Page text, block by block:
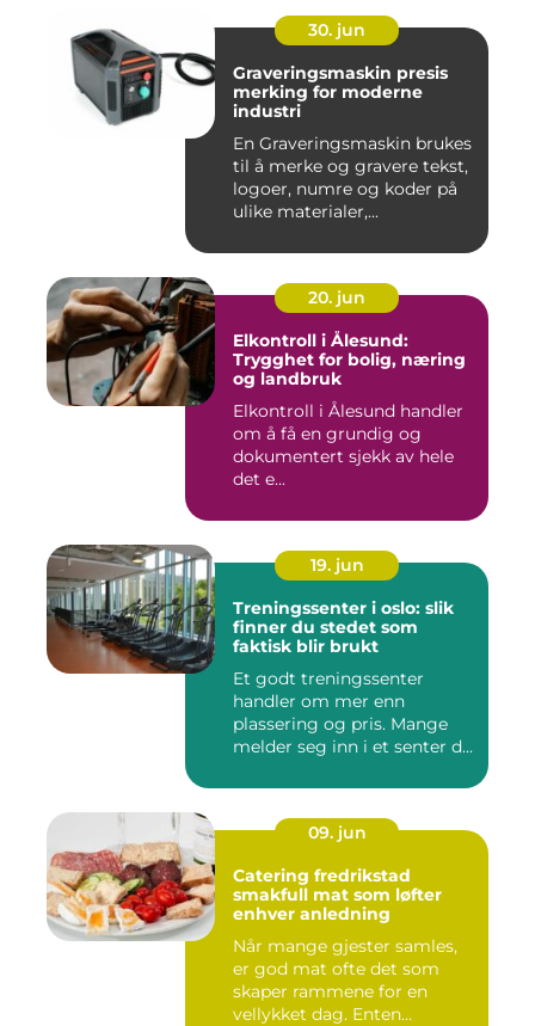
30. jun
Graveringsmaskin presis
merking for moderne
industri
En Graveringsmaskin brukes
til å merke og gravere tekst,
logoer, numre og koder på
ulike materialer,...
20. jun
Elkontroll i Ålesund:
Trygghet for bolig, næring
og landbruk
Elkontroll i Ålesund handler
om å få en grundig og
dokumentert sjekk av hele
det e...
19. jun
Treningssenter i oslo: slik
finner du stedet som
faktisk blir brukt
Et godt treningssenter
handler om mer enn
plassering og pris. Mange
melder seg inn i et senter de
09. jun
Catering fredrikstad
smakfull mat som løfter
enhver anledning
Når mange gjester samles,
er god mat ofte det som
skaper rammene for en
vellykket dag. Enten